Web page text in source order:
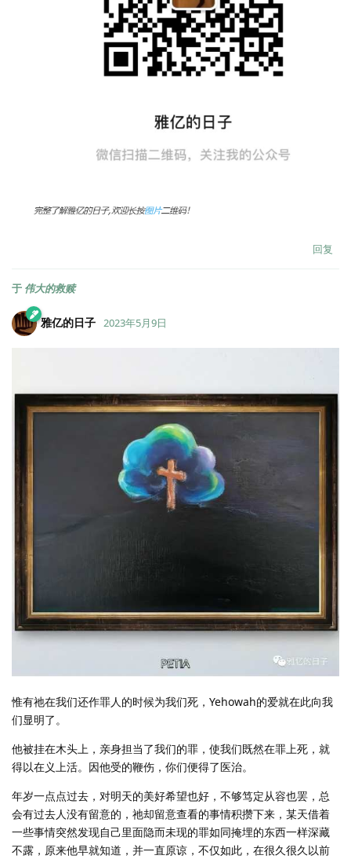
回复
于 伟大的救赎
雅亿的日子 2023年5月9日
惟有祂在我们还作罪人的时候为我们死，Yehowah的爱就在此向我
们显明了。
他被挂在木头上，亲身担当了我们的罪，使我们既然在罪上死，就
得以在义上活。因他受的鞭伤，你们便得了医治。
年岁一点点过去，对明天的美好希望也好，不够笃定从容也罢，总
会有过去人没有留意的，祂却留意查看的事情积攒下来，某天借着
一些事情突然发现自己里面隐而未现的罪如同掩埋的东西一样深藏
不露，原来他早就知道，并一直原谅，不仅如此，在很久很久以前